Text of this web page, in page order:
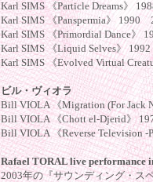
Karl SIMS 《Particle Dreams》
Karl SIMS 《Panspermia》 1990
Karl SIMS 《Primordial Dance》
Karl SIMS 《Liquid Selves》
Karl SIMS 《Evolved Virtual
ビル・ヴィオラ
Bill VIOLA 《Migration (For Jack
Bill VIOLA 《Chott el-Djerid》
Bill VIOLA 《Reverse Television
Rafael TORAL live performance
2003年の『サウンディング・ス